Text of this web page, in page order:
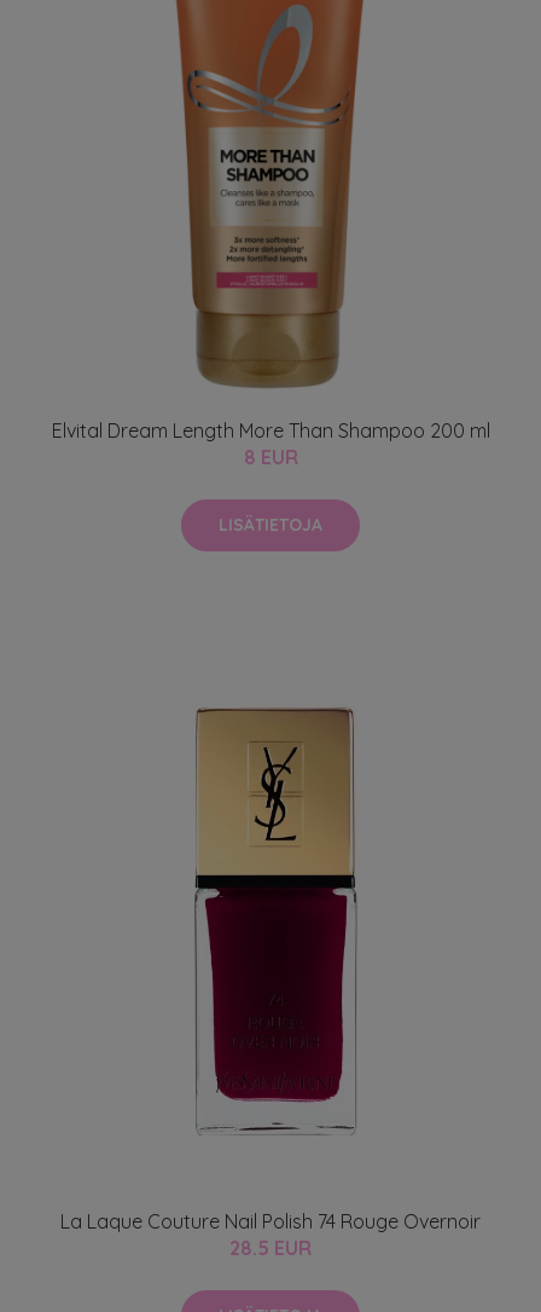
Elvital Dream Length More Than Shampoo 200 ml
8 EUR
LISÄTIETOJA
La Laque Couture Nail Polish 74 Rouge Overnoir
28.5 EUR